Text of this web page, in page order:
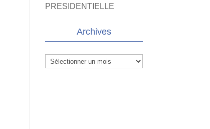
PRESIDENTIELLE
Archives
Archives